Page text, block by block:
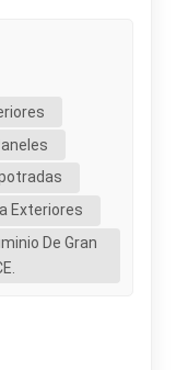
en galerías
costera de lujo
la puerta
implica un
técnico
de 20 mmEl
aluminio
de 50 mm
Con tan solo
estándar), el
Exteriores
De Gran